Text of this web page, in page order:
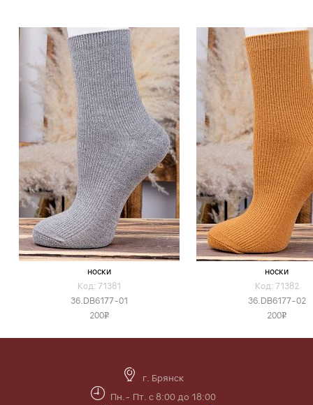
носки
Код: 71381
36.DB6177-01
200v
носки
Код: 71382
36.DB6177-02
200v
г. Брянск
Пн.- Пт. с 8:00 до 18:00